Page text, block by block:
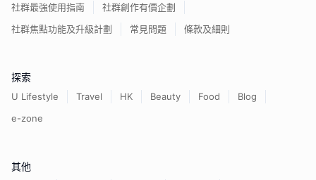
社群最強使用指南
社群創作有價企劃
社群焦點功能及升級計劃
常見問題 條款及細則
探索
U Lifestyle Travel HK Beauty Food
Blog
e-zone
其他